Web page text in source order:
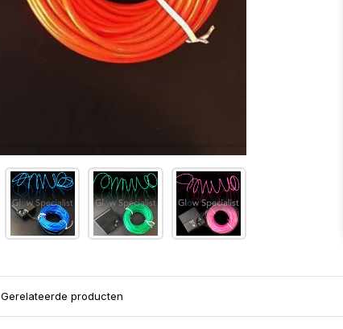
Gerelateerde producten